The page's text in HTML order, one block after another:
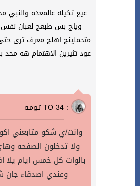
عيع ثكيله عالمعده والنبي
وياج بس طبعج لعبان
متحملينج اهلج معرف ترى
عود تثيرين الاهتمام هه محد
تـومـه TO 34 :
وانت/ي شكو متابعني
ولا تدخلون الصفحه
بالوات كل خمس ايام يلا
وعندي اصدقاء جان